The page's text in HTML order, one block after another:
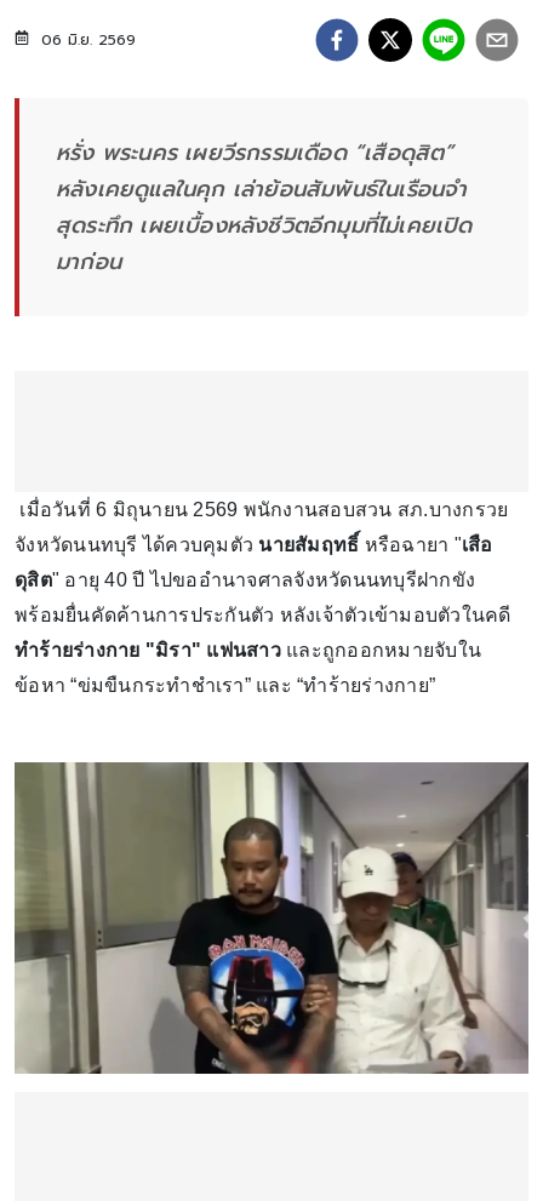
06 มิ.ย. 2569
หรั่ง พระนคร เผยวีรกรรมเดือด “เสือดุสิต”
หลังเคยดูแลในคุก เล่าย้อนสัมพันธ์ในเรือนจำ
สุดระทึก เผยเบื้องหลังชีวิตอีกมุมที่ไม่เคยเปิด
มาก่อน
เมื่อวันที่ 6 มิถุนายน 2569 พนักงานสอบสวน สภ.บางกรวย
จังหวัดนนทบุรี ได้ควบคุมตัว นายสัมฤทธิ์ หรือฉายา "เสือ
ดุสิต" อายุ 40 ปี ไปขออำนาจศาลจังหวัดนนทบุรีฝากขัง
พร้อมยื่นคัดค้านการประกันตัว หลังเจ้าตัวเข้ามอบตัวในคดี
ทำร้ายร่างกาย "มิรา" แฟนสาว และถูกออกหมายจับใน
ข้อหา “ข่มขืนกระทำชำเรา” และ “ทำร้ายร่างกาย”